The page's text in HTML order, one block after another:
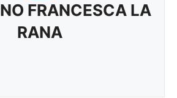
FRANCESCA LA
RANA